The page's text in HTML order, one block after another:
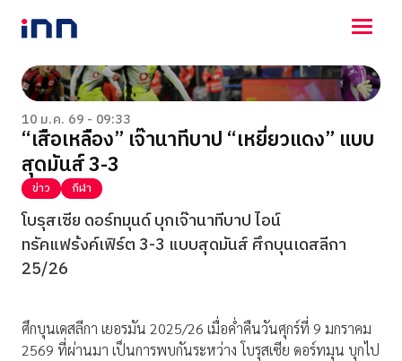
NEWS
ENTERTAINMENT
LIFESTYLE
HOROSCOPE
LOTTERY
VIDEO
ร่วมด้วยช่วยกัน
10 ม.ค. 69 - 09:33
“เสือเหลือง” เจ๊านาทีบาป “เหยี่ยวแดง” แบบ
สุดมันส์ 3-3
ข่าว กีฬา
โบรุสเซีย ดอร์ทมุนด์ บุกเจ๊านาทีบาป ไอน์
ทรัคแฟร้งค์เฟิร์ต 3-3 แบบสุดมันส์ ศึกบุนเดสลีกา
25/26
ศึกบุนเดสลีกา เยอรมัน 2025/26 เมื่อค่ำคืนวันศุกร์ที่ 9 มกราคม
2569 ที่ผ่านมา เป็นการพบกันระหว่าง โบรุสเซีย ดอร์ทมุน บุกไป